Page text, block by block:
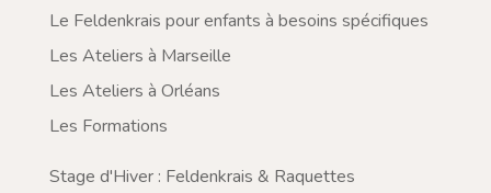
Le Feldenkrais pour enfants à besoins spécifiques
Les Ateliers à Marseille
Les Ateliers à Orléans
Les Formations
Stage d'Hiver : Feldenkrais & Raquettes